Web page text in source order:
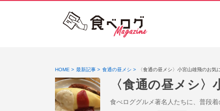
HOME 最新記事 食通の昼メシ 〈食通の昼メシ〉小宮山雄飛のお気
〈食通の昼メシ
食べロググルメ著名人たちに、普段